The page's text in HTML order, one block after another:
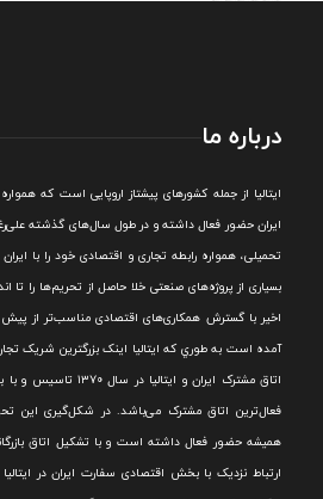
درباره ما
ايتاليا از جمله کشورهای پيشتاز اروپایی است که
ايران حضور فعال داشته و در طول سال‌های گذشته
تحميلی، همواره رابطه تجاری و اقتصادی خود را با
بسياری از پروژه‌های صنعتی خلا حاصل از تحريم‌ها را تا
اخير با گسترش همکاری‌های اقتصادی مناسب‌تر از پيش
آمده است به طوري که ايتاليا اينک بزرگترين شريک
فعال‌ترین اتاق مشترک می‌باشد.در شکل‌گيری اين
هميشه حضور فعال داشته است و با تشکيل اتاق
ارتباط نزديک با بخش اقتصادی سفارت ايران در